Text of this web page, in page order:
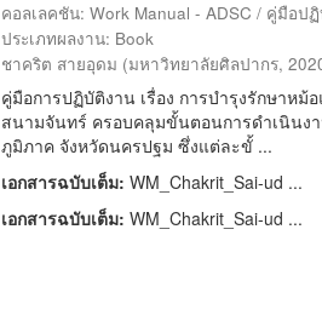
คอลเลคชัน: Work Manual - ADSC / คู่มือป
ประเภทผลงาน: Book
ชาคริต สายอุดม (มหาวิทยาลัยศิลปากร,
คู่มือการปฏิบัติงาน เรื่อง การบำรุงรักษาห
สนามจันทร์ ครอบคลุมขั้นตอนการดำเนินง
ภูมิภาค จังหวัดนครปฐม ซึ่งแต่ละขั้ ...
เอกสารฉบับเต็ม: WM_Chakrit_Sai-ud ...
เอกสารฉบับเต็ม: WM_Chakrit_Sai-ud ...